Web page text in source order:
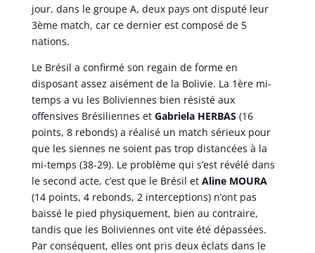
jour, dans le groupe A, deux pays ont disputé leur
3ème match, car ce dernier est composé de 5
nations.
Le Brésil a confirmé son regain de forme en
disposant assez aisément de la Bolivie. La 1ère mi-
temps a vu les Boliviennes bien résisté aux
offensives Brésiliennes et Gabriela HERBAS(16
points, 8 rebonds) a réalisé un match sérieux pour
que les siennes ne soient pas trop distancées à la
mi-temps (38-29). Le problème qui s’est révélé dans
le second acte, c’est que le Brésil et Aline MOURA
(14 points, 4 rebonds, 2 interceptions) n’ont pas
baissé le pied physiquement, bien au contraire,
tandis que les Boliviennes ont vite été dépassées.
Par conséquent, elles ont pris deux éclats dans le